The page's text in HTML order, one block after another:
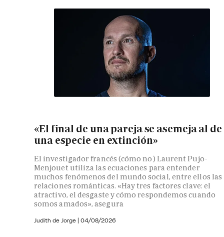
«El final de una pareja se asemeja al de
una especie en extinción»
El investigador francés (cómo no) Laurent Pujo-
Menjouet utiliza las ecuaciones para entender
muchos fenómenos del mundo social, entre ellos las
relaciones románticas. «Hay tres factores clave: el
atractivo, el desgaste y cómo respondemos cuando
somos amados», asegura
Judith de Jorge | 04/08/2026